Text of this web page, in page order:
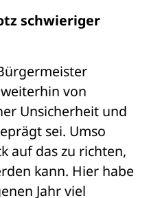
schwieriger
von
Unsicherheit und
sei. Umso
auf das zu richten,
kann. Hier habe
Jahr viel